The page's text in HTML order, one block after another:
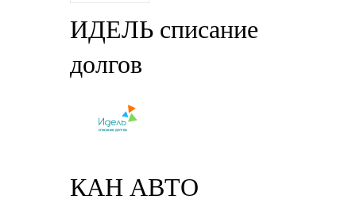
ИДЕЛЬ списание
долгов
КАН АВТО